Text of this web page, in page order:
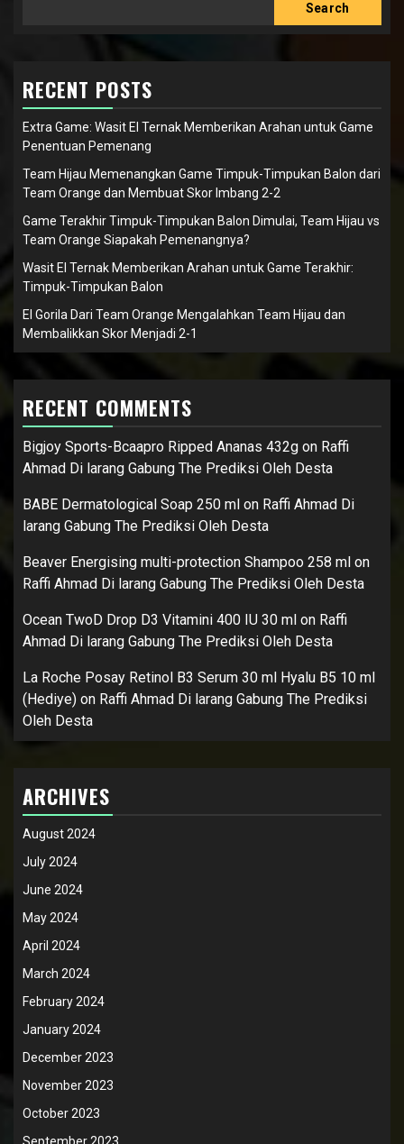
Search
RECENT POSTS
Extra Game: Wasit El Ternak Memberikan Arahan untuk Game
Penentuan Pemenang
Team Hijau Memenangkan Game Timpuk-Timpukan Balon dari
Team Orange dan Membuat Skor Imbang 2-2
Game Terakhir Timpuk-Timpukan Balon Dimulai, Team Hijau vs
Team Orange Siapakah Pemenangnya?
Wasit El Ternak Memberikan Arahan untuk Game Terakhir:
Timpuk-Timpukan Balon
El Gorila Dari Team Orange Mengalahkan Team Hijau dan
Membalikkan Skor Menjadi 2-1
RECENT COMMENTS
Bigjoy Sports-Bcaapro Ripped Ananas 432g on Raffi
Ahmad Di larang Gabung The Prediksi Oleh Desta
BABE Dermatological Soap 250 ml on Raffi Ahmad Di
larang Gabung The Prediksi Oleh Desta
Beaver Energising multi-protection Shampoo 258 ml on
Raffi Ahmad Di larang Gabung The Prediksi Oleh Desta
Ocean TwoD Drop D3 Vitamini 400 IU 30 ml on Raffi
Ahmad Di larang Gabung The Prediksi Oleh Desta
La Roche Posay Retinol B3 Serum 30 ml Hyalu B5 10 ml
(Hediye) on Raffi Ahmad Di larang Gabung The Prediksi
Oleh Desta
ARCHIVES
August 2024
July 2024
June 2024
May 2024
April 2024
March 2024
February 2024
January 2024
December 2023
November 2023
October 2023